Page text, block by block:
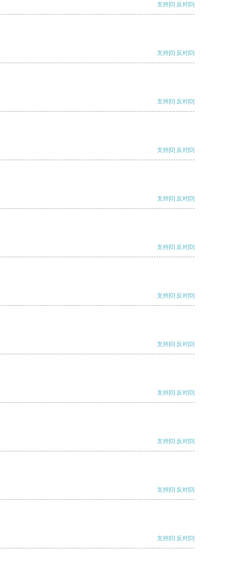
支持[0] 反对[0]
支持[0] 反对[0]
支持[0] 反对[0]
支持[0] 反对[0]
支持[0] 反对[0]
支持[0] 反对[0]
支持[0] 反对[0]
支持[0] 反对[0]
支持[0] 反对[0]
支持[0] 反对[0]
支持[0] 反对[0]
支持[0] 反对[0]